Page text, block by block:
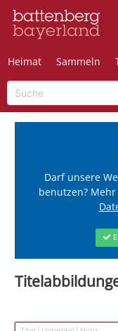
Heimat Sammeln
Darf unsere
benutzen?